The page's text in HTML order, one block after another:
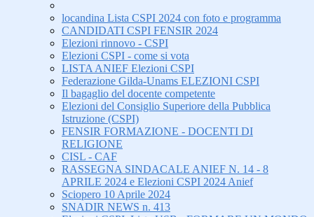
locandina Lista CSPI 2024 con foto e programma
CANDIDATI CSPI FENSIR 2024
Elezioni rinnovo - CSPI
Elezioni CSPI - come si vota
LISTA ANIEF Elezioni CSPI
Federazione Gilda-Unams ELEZIONI CSPI
Il bagaglio del docente competente
Elezioni del Consiglio Superiore della Pubblica
Istruzione (CSPI)
FENSIR FORMAZIONE - DOCENTI DI
RELIGIONE
CISL - CAF
RASSEGNA SINDACALE ANIEF N. 14 - 8
APRILE 2024 e Elezioni CSPI 2024 Anief
Sciopero 10 Aprile 2024
SNADIR NEWS n. 413